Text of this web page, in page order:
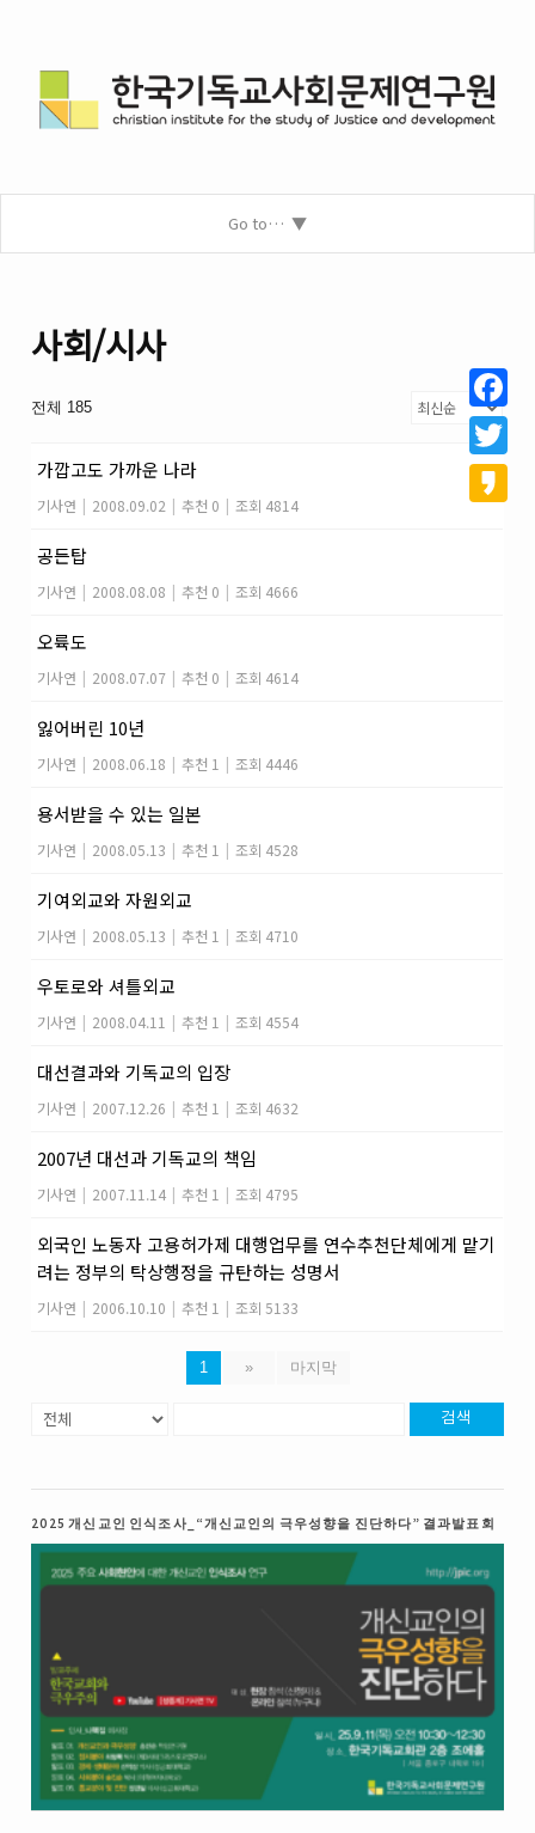
Go to…
사회/시사
전체 185
가깝고도 가까운 나라
기사연 | 2008.09.02 | 추천 0 | 조회 4814
공든탑
기사연 | 2008.08.08 | 추천 0 | 조회 4666
오륙도
기사연 | 2008.07.07 | 추천 0 | 조회 4614
잃어버린 10년
기사연 | 2008.06.18 | 추천 1 | 조회 4446
용서받을 수 있는 일본
기사연 | 2008.05.13 | 추천 1 | 조회 4528
기여외교와 자원외교
기사연 | 2008.05.13 | 추천 1 | 조회 4710
우토로와 셔틀외교
기사연 | 2008.04.11 | 추천 1 | 조회 4554
대선결과와 기독교의 입장
기사연 | 2007.12.26 | 추천 1 | 조회 4632
2007년 대선과 기독교의 책임
기사연 | 2007.11.14 | 추천 1 | 조회 4795
외국인 노동자 고용허가제 대행업무를 연수추천단체에게 맡기
려는 정부의 탁상행정을 규탄하는 성명서
기사연 | 2006.10.10 | 추천 1 | 조회 5133
1 » 마지막
검색
2025 개신교인 인식조사_“개신교인의 극우성향을 진단하다” 결과발표회
Twitter